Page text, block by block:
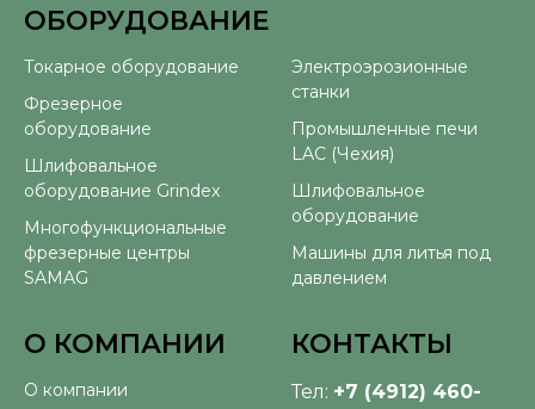
ОБОРУДОВАНИЕ
Токарное оборудование
Фрезерное
оборудование
Шлифовальное
оборудование Grindex
Многофункциональные
фрезерные центры
SAMAG
Электроэрозионные
станки
Промышленные печи
LAC (Чехия)
Шлифовальное
оборудование
Машины для литья под
давлением
О КОМПАНИИ
О компании
КОНТАКТЫ
Тел: +7 (4912) 460-